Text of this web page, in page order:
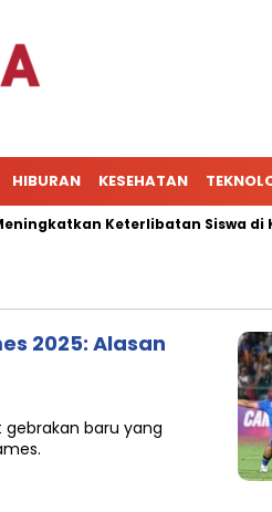
HIBURAN KESEHATAN
Keterlibatan Siswa di
2025: Alasan
baru yang